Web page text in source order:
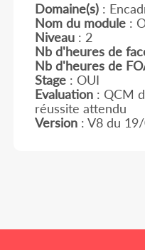
Domaine(s):
Nom du module:
Niveau: 2
Nb d'heures de
Nb d'heures de
Stage: OUI
Evaluation: QCM
réussite attendu
Version: V8 du